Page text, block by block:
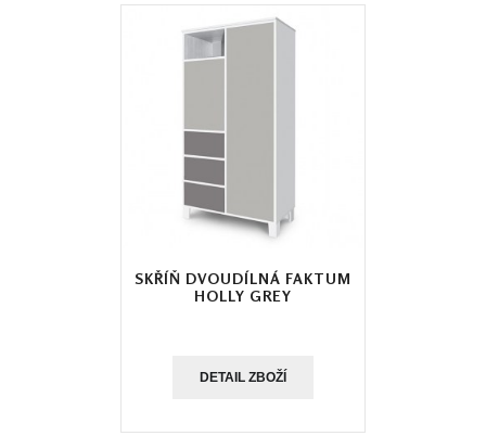
SKŘÍŇ DVOUDÍLNÁ FAKTUM
HOLLY GREY
DETAIL ZBOŽÍ